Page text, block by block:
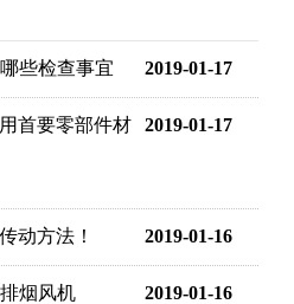
2019-01-17
些检查事宜
2019-01-17
首要零部件材
2019-01-16
动方法！
2019-01-16
烟风机